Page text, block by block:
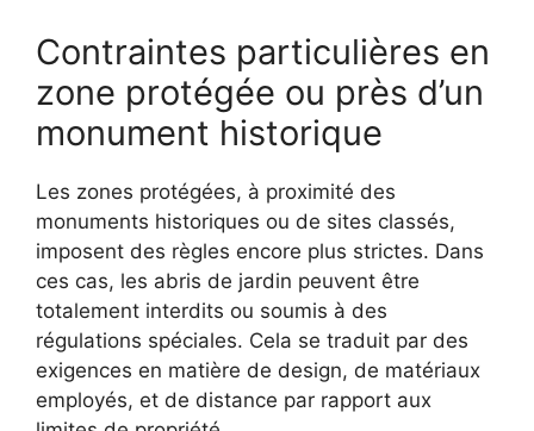
Contraintes particulières en
zone protégée ou près d’un
monument historique
Les zones protégées, à proximité des
monuments historiques ou de sites classés,
imposent des règles encore plus strictes. Dans
ces cas, les abris de jardin peuvent être
totalement interdits ou soumis à des
régulations spéciales. Cela se traduit par des
exigences en matière de design, de matériaux
employés, et de distance par rapport aux